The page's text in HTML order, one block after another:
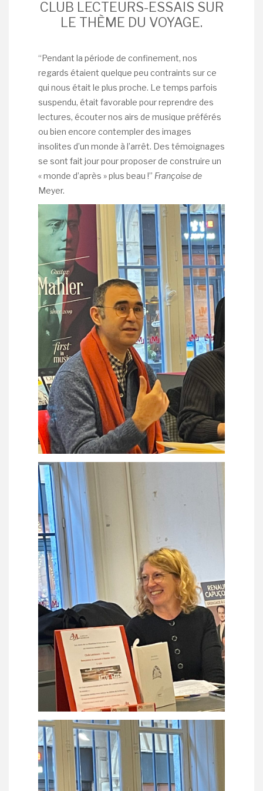
CLUB LECTEURS-ESSAIS SUR
LE THÈME DU VOYAGE.
“Pendant la période de confinement, nos
regards étaient quelque peu contraints sur ce
qui nous était le plus proche. Le temps parfois
suspendu, était favorable pour reprendre des
lectures, écouter nos airs de musique préférés
ou bien encore contempler des images
insolites d’un monde à l’arrêt. Des témoignages
se sont fait jour pour proposer de construire un
« monde d’après » plus beau !” Françoise de
Meyer.